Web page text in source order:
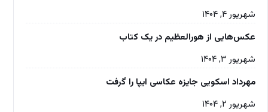
شهریور ۴, ۱۴۰۴
عکس‌هایی از هورالعظیم در یک کتاب
شهریور ۳, ۱۴۰۴
مهرداد اسکویی جایزه عکاسی ایپا را گرفت
شهریور ۲, ۱۴۰۴